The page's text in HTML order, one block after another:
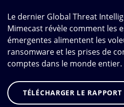
Le dernier Global Threat
Mimecast révèle comment les
émergentes alimentent les
ransomware et les prises de
comptes dans le monde entier.
TÉLÉCHARGER LE RAPPORT